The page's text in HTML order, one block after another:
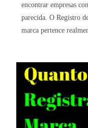
encontrar empresas
parecida. O Registro
marca pertence